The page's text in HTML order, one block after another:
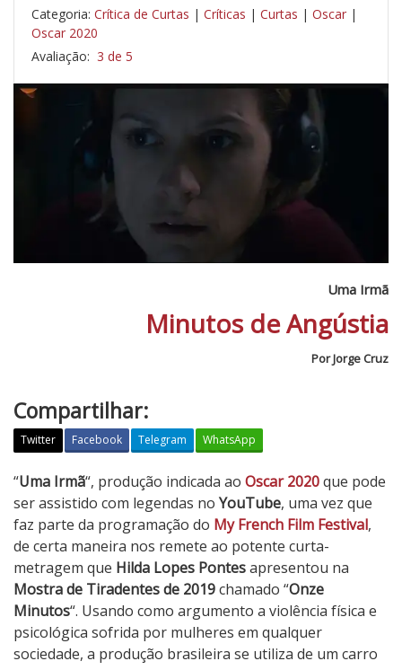
Categoria: Crítica de Curtas | Críticas | Curtas | Oscar |
Oscar 2020
Avaliação: 3 de 5
Uma Irmã
Minutos de Angústia
Por Jorge Cruz
Compartilhar:
Twitter Facebook Telegram WhatsApp
U
m
a
I
r
m
ã
“Uma Irmã“, produção indicada ao Oscar 2020que pode
ser assistido com legendas no YouTube, uma vez que
faz parte da programação do My French Film Festival,
de certa maneira nos remete ao potente curta-
metragem que Hilda Lopes Pontesapresentou na
Mostra de Tiradentes de 2019chamado “Onze
Minutos“. Usando como argumento a violência física e
psicológica sofrida por mulheres em qualquer
sociedade, a produção brasileira se utiliza de um carro